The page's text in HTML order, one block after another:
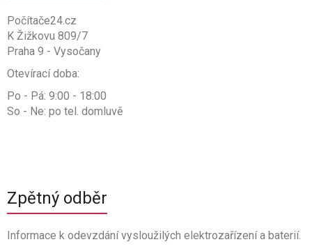
Počítače24.cz
K Žižkovu 809/7
Praha 9 - Vysočany
Otevírací doba:
Po - Pá: 9:00 - 18:00
So - Ne: po tel. domluvě
Zpětný odběr
Informace k odevzdání vysloužilých elektrozařízení a baterií.